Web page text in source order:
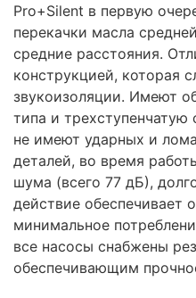
Pro+Silent в первую
перекачки масла
средние расстояния.
конструкцией, которая
звукоизоляции. Имеют
типа и трехступенчатую
не имеют ударных и
деталей, во время
шума (всего 77 дБ),
действие обеспечивает
минимальное
все насосы снабжены
обеспечивающим